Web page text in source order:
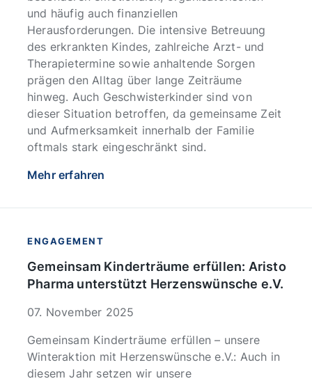
und häufig auch finanziellen
Herausforderungen. Die intensive Betreuung
des erkrankten Kindes, zahlreiche Arzt- und
Therapietermine sowie anhaltende Sorgen
prägen den Alltag über lange Zeiträume
hinweg. Auch Geschwisterkinder sind von
dieser Situation betroffen, da gemeinsame Zeit
und Aufmerksamkeit innerhalb der Familie
oftmals stark eingeschränkt sind.
Mehr erfahren
ENGAGEMENT
Gemeinsam Kinderträume erfüllen: Aristo
Pharma unterstützt Herzenswünsche e.V.
07. November 2025
Gemeinsam Kinderträume erfüllen – unsere
Winteraktion mit Herzenswünsche e.V.: Auch in
diesem Jahr setzen wir unsere